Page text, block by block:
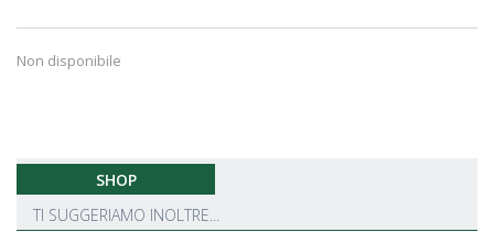
Non disponibile
SHOP
TI SUGGERIAMO INOLTRE...